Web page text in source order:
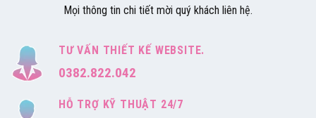
Mọi thông tin chi tiết mời quý khách liên hệ.
TƯ VẤN THIẾT KẾ WEBSITE.
0382.822.042
HỖ TRỢ KỸ THUẬT 24/7